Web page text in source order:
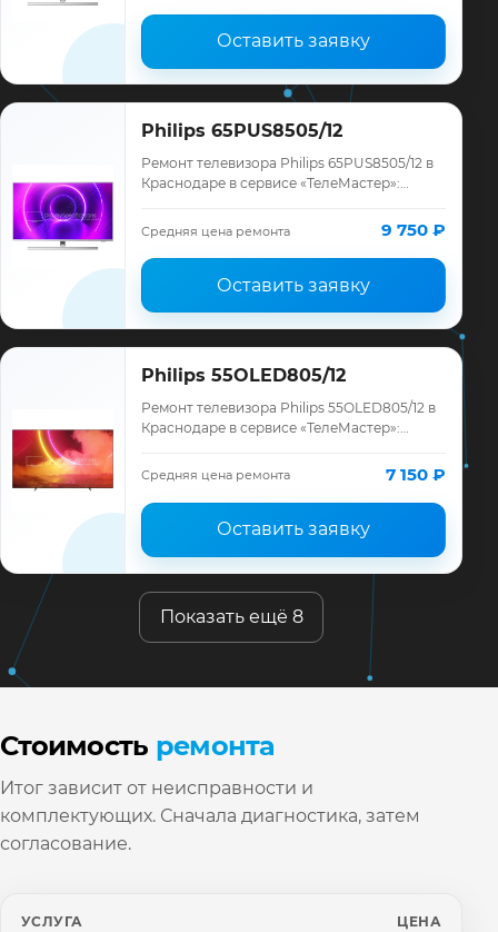
Оставить заявку
Philips 65PUS8505/12
Ремонт телевизора Philips 65PUS8505/12 в
Краснодаре в сервисе «ТелеМастер»:
ремонта, запчасти и гарантия до 12
месяце…
Средняя цена ремонта 9 750 ₽
Оставить заявку
Philips 55OLED805/12
Ремонт телевизора Philips 55OLED805/12 в
Краснодаре в сервисе «ТелеМастер»:
ремонта, запчасти и гарантия до 12
Средняя цена ремонта 7 150 ₽
Оставить заявку
Показать ещё 8
Стоимость ремонта
Итог зависит от неисправности и
комплектующих. Сначала диагностика, затем
согласование.
УСЛУГА ЦЕНА